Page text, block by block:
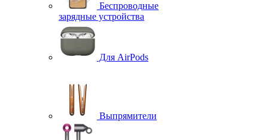
Беспроводные
зарядные устройства
Для AirPods
Выпрямители